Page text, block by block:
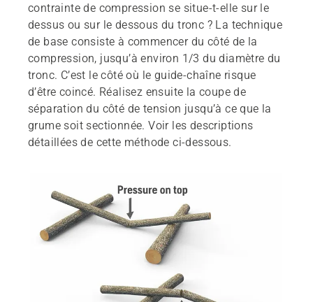
contrainte de compression se situe-t-elle sur le
dessus ou sur le dessous du tronc ? La technique
de base consiste à commencer du côté de la
compression, jusqu’à environ 1/3 du diamètre du
tronc. C’est le côté où le guide-chaîne risque
d’être coincé. Réalisez ensuite la coupe de
séparation du côté de tension jusqu’à ce que la
grume soit sectionnée. Voir les descriptions
détaillées de cette méthode ci-dessous.